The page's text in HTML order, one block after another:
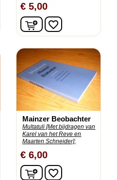
€ 5,00
In winkelwagen
favorite_border
Mainzer Beobachter
Multatuli [Met bijdragen van
Karel van het Reve en
Maarten Schneider];
€ 6,00
In winkelwagen
favorite_border